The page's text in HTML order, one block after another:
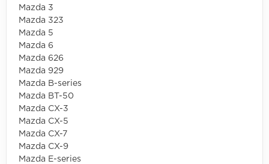
Mazda 3
Mazda 323
Mazda 5
Mazda 6
Mazda 626
Mazda 929
Mazda B-series
Mazda BT-50
Mazda CX-3
Mazda CX-5
Mazda CX-7
Mazda CX-9
Mazda E-series